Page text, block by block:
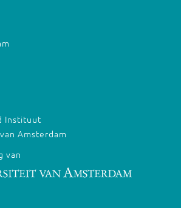
Instituut
Amsterdam
van